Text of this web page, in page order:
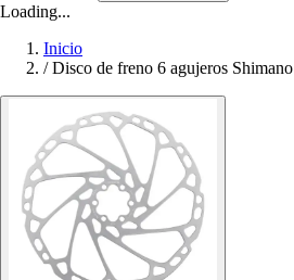
Loading...
Inicio
/ Disco de freno 6 agujeros Shimano